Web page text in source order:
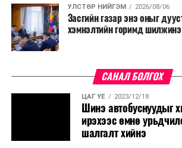
УЛСТӨР НИЙГЭМ 2026/08/06
Засгийн газар энэ оныг
хэмнэлтийн горимд шилжинэ
САНАЛ БОЛГОХ
ЦАГ ҮЕ 2023/12/18
Шинэ автобуснуудыг
ирэхээс өмнө
шалгалт хийнэ